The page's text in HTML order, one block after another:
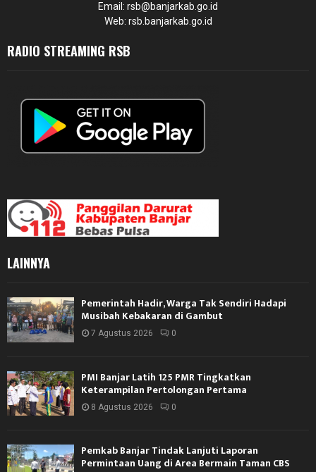
Email: rsb@banjarkab.go.id
Web: rsb.banjarkab.go.id
RADIO STREAMING RSB
LAINNYA
Pemerintah Hadir, Warga Tak Sendiri Hadapi
Musibah Kebakaran di Gambut
7 Agustus 2026 0
PMI Banjar Latih 125 PMR Tingkatkan
Keterampilan Pertolongan Pertama
8 Agustus 2026 0
Pemkab Banjar Tindak Lanjuti Laporan
Permintaan Uang di Area Bermain Taman CBS